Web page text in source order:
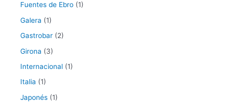
Fuentes de Ebro (1)
Galera (1)
Gastrobar (2)
Girona (3)
Internacional (1)
Italia (1)
Japonés (1)